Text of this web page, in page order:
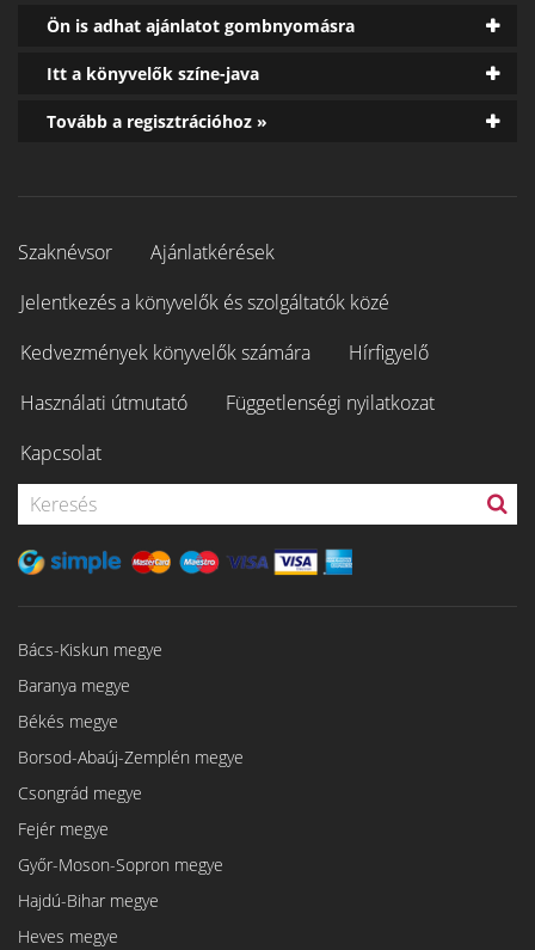
Ön is adhat ajánlatot gombnyomásra
Itt a könyvelők színe-java
Tovább a regisztrációhoz »
Szaknévsor
Ajánlatkérések
Jelentkezés a könyvelők és szolgáltatók közé
Kedvezmények könyvelők számára
Hírfigyelő
Használati útmutató
Függetlenségi nyilatkozat
Kapcsolat
Bács-Kiskun megye
Baranya megye
Békés megye
Borsod-Abaúj-Zemplén megye
Csongrád megye
Fejér megye
Győr-Moson-Sopron megye
Hajdú-Bihar megye
Heves megye